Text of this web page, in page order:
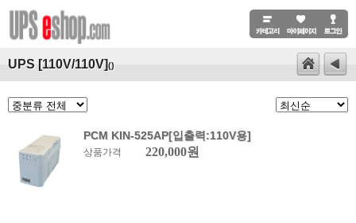
UPS [110V/110V]()
PCM KIN-525AP[입출력:110V용]
상품가격 220,000원